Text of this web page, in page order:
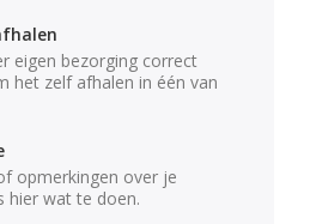
eigen bezorging correct
het zelf afhalen in één van
opmerkingen over je
hier wat te doen.